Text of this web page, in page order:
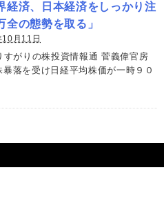
経済、日本経済をしっかり注
全の態勢を取る」
月11日
がりの株投資情報通 菅義偉官房
落を受け日経平均株価が一時９０